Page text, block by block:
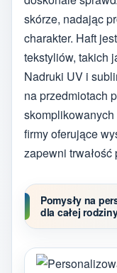
skórze, nadając
charakter. Haft
tekstyliów, takich
Nadruki UV i
na przedmiotach
firmy oferujące
zapewni
Pomysły na
dla całej